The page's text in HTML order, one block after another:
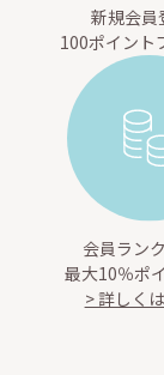
新規会員
100ポイント
会員ラン
最大10％ポ
> 詳しく